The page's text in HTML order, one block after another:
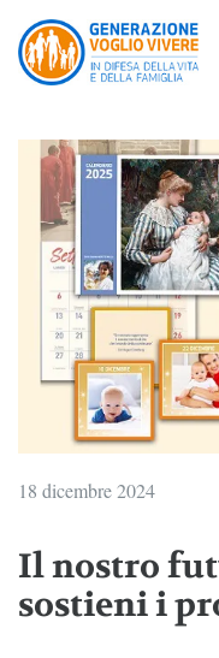
18 dicembre 2024
Il nostro
sostieni i